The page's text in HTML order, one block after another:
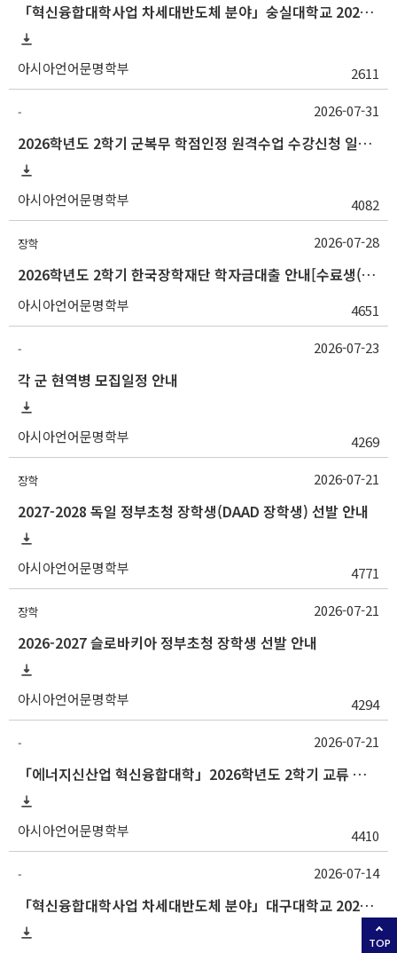
「혁신융합대학사업 차세대반도체 분야」숭실대학교 2026학년도 2학기 교류 수학 안내
아시아언어문명학부 2611
-
2026학년도 2학기 군복무 학점인정 원격수업 수강신청 일정 등 안내
아시아언어문명학부 4082
2026-07-31
장학
2026학년도 2학기 한국장학재단 학자금대출 안내[수료생(연구생)]
아시아언어문명학부 4651
2026-07-28
-
각 군 현역병 모집일정 안내
아시아언어문명학부 4269
2026-07-23
장학
2027-2028 독일 정부초청 장학생(DAAD 장학생) 선발 안내
아시아언어문명학부 4771
2026-07-21
장학
2026-2027 슬로바키아 정부초청 장학생 선발 안내
아시아언어문명학부 4294
2026-07-21
-
「에너지신산업 혁신융합대학」2026학년도 2학기 교류 수학 안내 (한양대)
아시아언어문명학부 4410
2026-07-21
-
「혁신융합대학사업 차세대반도체 분야」대구대학교 2026-2학기 교류수학 안내
2026-07-14
TOP